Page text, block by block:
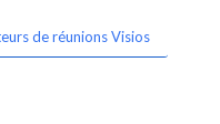
de réunions Visios